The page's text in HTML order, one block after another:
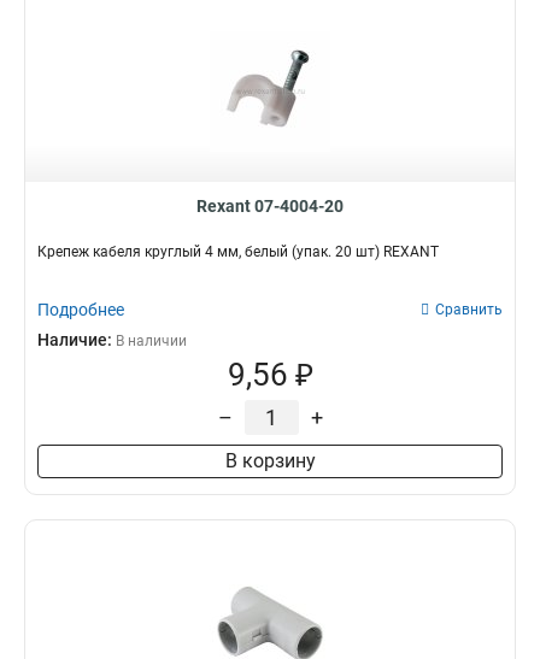
Rexant 07-4004-20
Крепеж кабеля круглый 4 мм, белый (упак. 20 шт) REXANT
Подробнее Сравнить
Наличие: В наличии
9,56 ₽
– +
В корзину